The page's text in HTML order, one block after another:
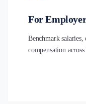
For
Benchmark salaries,
compensation across